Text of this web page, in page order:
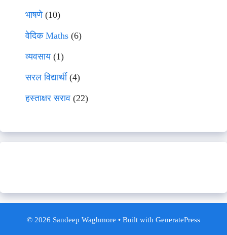
भाषणे(10)
वेदिक Maths (6)
व्यवसाय(1)
सरल विद्यार्थी(4)
हस्ताक्षर सराव (22)
© 2026 Sandeep Waghmore • Built with GeneratePress